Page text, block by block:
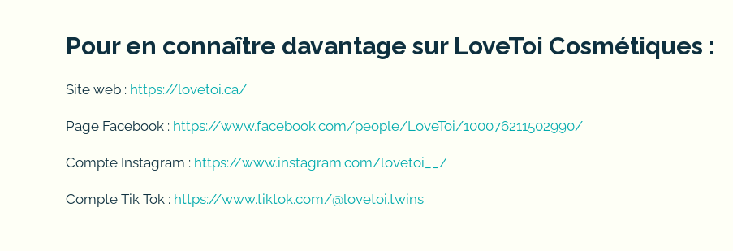
Pour en connaître davantage sur LoveToi Cosmétiques :
Site web : https://lovetoi.ca/
Page Facebook : https://www.facebook.com/people/LoveToi/100076211502990/
Compte Instagram : https://www.instagram.com/lovetoi__/
Compte Tik Tok : https://www.tiktok.com/@lovetoi.twins